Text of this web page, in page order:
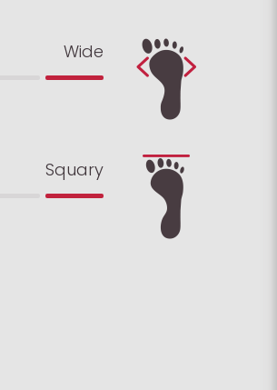
Wide
Squary